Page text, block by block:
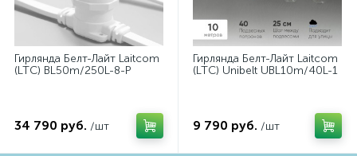
Гирлянда Белт-Лайт Laitcom
(LTC) BL50m/250L-8-P
34 790 руб. /шт
Гирлянда Белт-Лайт Laitcom
(LTC) Unibelt UBL10m/40L-1
9 790 руб. /шт